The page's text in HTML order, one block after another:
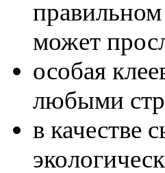
может
особая
любыми
в качестве